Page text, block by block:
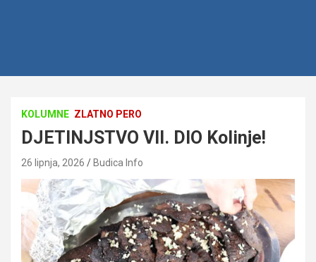
KOLUMNE ZLATNO PERO
DJETINJSTVO VII. DIO Kolinje!
26 lipnja, 2026 Budica Info